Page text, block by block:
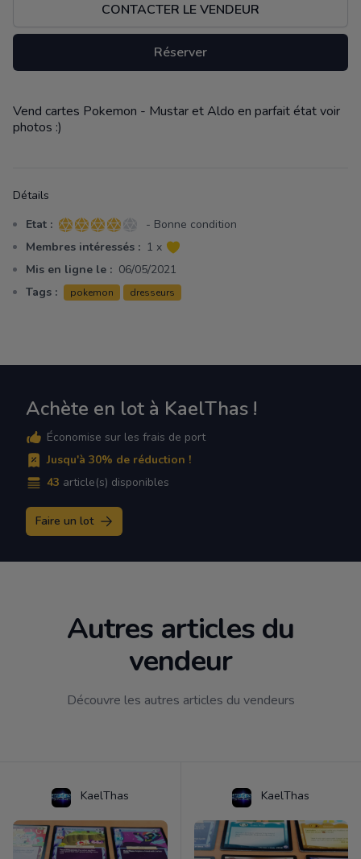
CONTACTER LE VENDEUR
Réserver
Description
Vend cartes Pokemon - Mustar et Aldo en parfait état voir
photos :)
Détails
Etat : 4 sur 5 étoiles
- Bonne condition
Membres intéressés : 1 x
Mis en ligne le : 06/05/2021
Tags :
pokemon dresseurs
Achète en lot à KaelThas !
Économise sur les frais de port
Jusqu'à 30% de réduction !
43 article(s) disponibles
Faire un lot
Autres articles du
vendeur
Découvre les autres articles du vendeurs
KaelThas KaelThas